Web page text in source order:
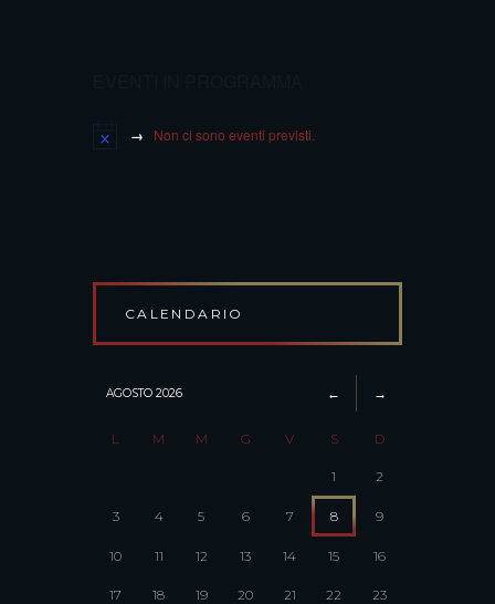
Non ci sono eventi previsti.
CALENDARIO
AGOSTO 2026
L M M G V S D
1 2
3 4 5 6 7 8 9
10 11 12 13 14 15 16
17 18 19 20 21 22 23